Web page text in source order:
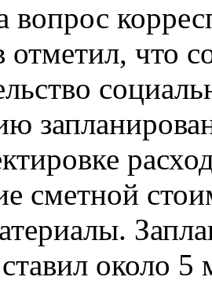
вопрос
отметил, что
сметной
около 5